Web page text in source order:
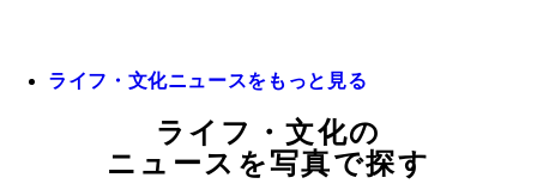
ライフ・文化ニュースをもっと見る
ライフ・文化の
ニュースを写真で探す